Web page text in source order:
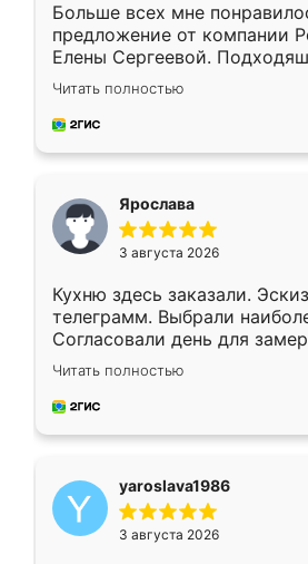
Больше всех мне
предложение от компании
Елены Сергеевой.
короткие сроки
для замера сотрудник
предложил по моему эскизу
Читать полностью
Ярослава
3 августа 2026
Кухню здесь заказали.
телеграмм. Выбрали
Согласовали день для
недели кухня была уже
довольны работой. Спасибо
мебель за качественную
Читать полностью
yaroslava1986
3 августа 2026